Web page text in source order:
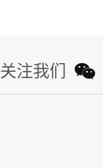
关注我们